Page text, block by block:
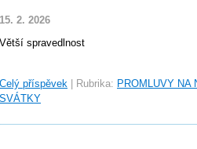
15. 2. 2026
Větší spravedlnost
Celý příspěvek Rubrika: PROMLUVY NA
SVÁTKY